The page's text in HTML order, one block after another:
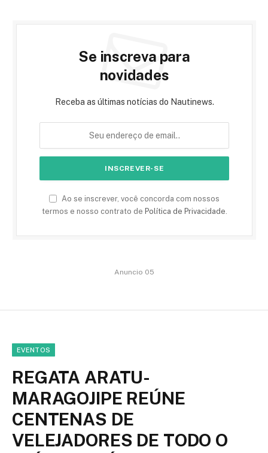
Se inscreva para
novidades
Receba as últimas notícias do Nautinews.
Ao se inscrever, você concorda com nossos
termos e nosso contrato de Política de Privacidade.
Anuncio 05
EVENTOS
REGATA ARATU-
MARAGOJIPE REÚNE
CENTENAS DE
VELEJADORES DE TODO O